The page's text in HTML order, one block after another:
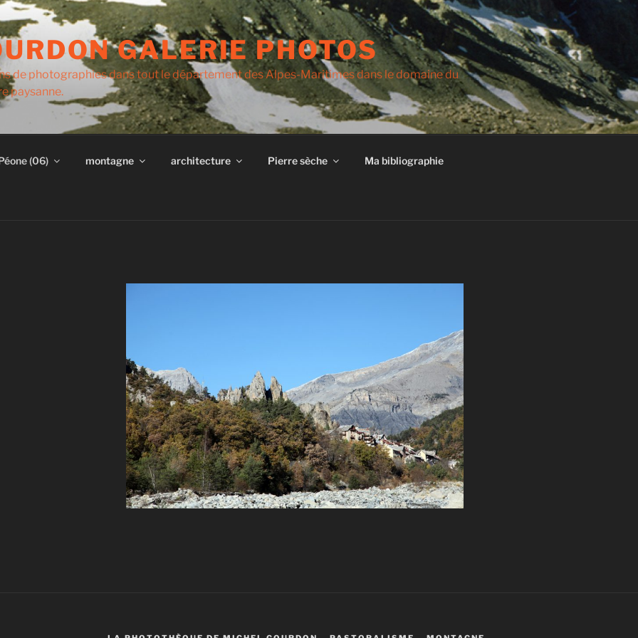
GALERIE PHOTOS
de photographies dans tout le département des Alpes-Maritimes dans le domaine du
paysanne.
(06) montagne architecture Pierre sèche Ma bibliographie